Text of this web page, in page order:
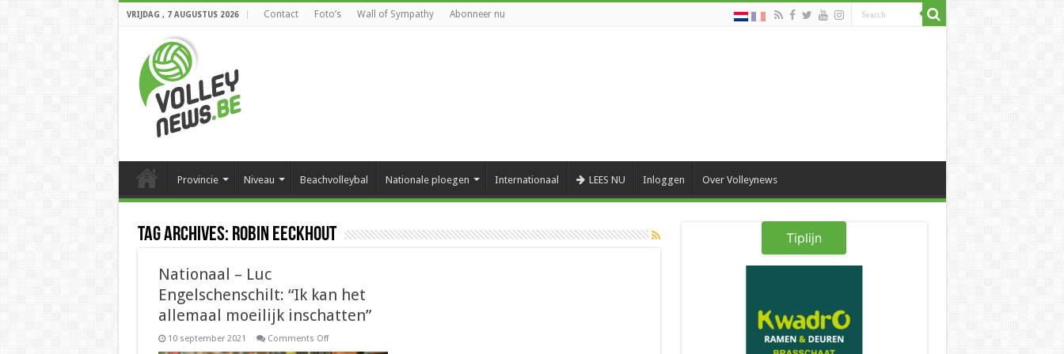
VRIJDAG , 7 AUGUSTUS 2026 Contact Foto’s Wall of Sympathy Abonneer nu
Provincie Niveau Beachvolleybal Nationale ploegen Internationaal LEES NU Inloggen Over Volleynews
Tag Archives: Robin Eeckhout
Nationaal – Luc
Engelschenschilt: “Ik kan het
allemaal moeilijk inschatten”
10 september 2021 Comments Offon
Tiplijn